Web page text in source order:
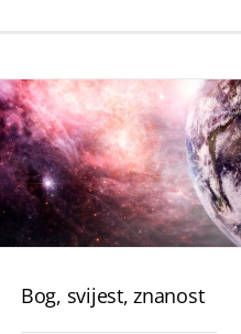
Bog, svijest, znanost